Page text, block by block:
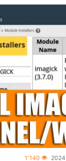
1٬140